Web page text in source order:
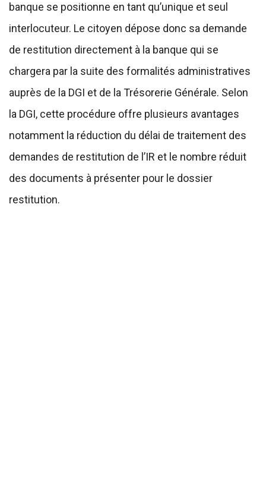
banque se positionne en tant qu’unique et seul
interlocuteur. Le citoyen dépose donc sa demande
de restitution directement à la banque qui se
chargera par la suite des formalités administratives
auprès de la DGI et de la Trésorerie Générale. Selon
la DGI, cette procédure offre plusieurs avantages
notamment la réduction du délai de traitement des
demandes de restitution de l’IR et le nombre réduit
des documents à présenter pour le dossier
restitution.